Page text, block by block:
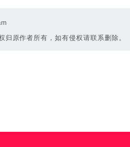
归原作者所有，如有侵权请联系删除。